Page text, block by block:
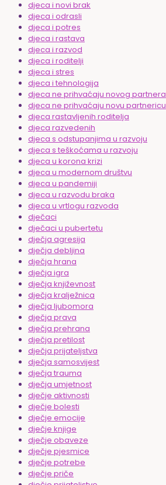
djeca i novi brak
djeca i odrasli
djeca i potres
djeca i rastava
djeca i razvod
djeca i roditelji
djeca i stres
djeca i tehnologija
djeca ne prihvaćaju novog partnera
djeca ne prihvaćaju novu partnericu
djeca rastavljenih roditelja
djeca razvedenih
djeca s odstupanjima u razvoju
djeca s teškoćama u razvoju
djeca u korona krizi
djeca u modernom društvu
djeca u pandemiji
djeca u razvodu braka
djeca u vrtlogu razvoda
dječaci
dječaci u pubertetu
dječja agresija
dječja debljina
dječja hrana
dječja igra
dječja književnost
dječja kralježnica
dječja ljubomora
dječja prava
dječja prehrana
dječja pretilost
dječja prijateljstva
dječja samosvijest
dječja trauma
dječja umjetnost
dječje aktivnosti
dječje bolesti
dječje emocije
dječje knjige
dječje obaveze
dječje pjesmice
dječje potrebe
dječje priče